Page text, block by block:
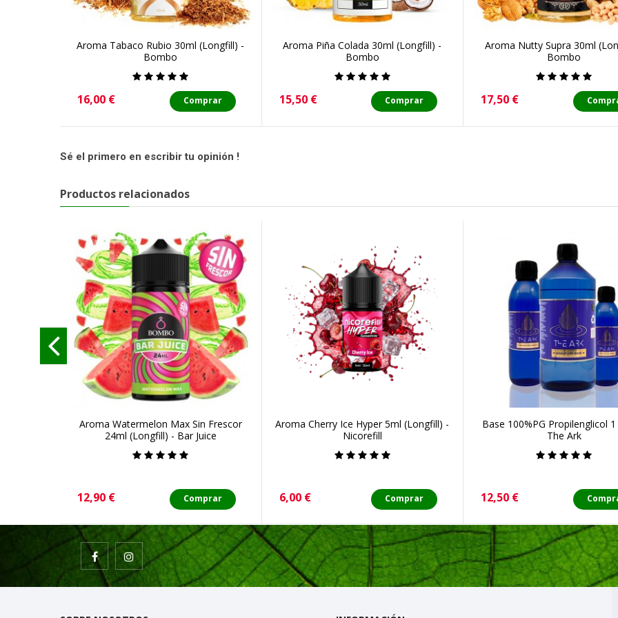
Aroma Tabaco Rubio 30ml (Longfill) -
Bombo
Precio
16,00 € Comprar
Aroma Piña Colada 30ml (Longfill) -
Bombo
Precio
15,50 € Comprar
Aroma Nutty Supra 30ml
Bombo
Precio
17,50 €
Sé el primero en escribir tu opinión !
Productos relacionados
Aroma Watermelon Max Sin Frescor
24ml (Longfill) - Bar Juice
Precio
12,90 € Comprar
Aroma Cherry Ice Hyper 5ml (Longfill) -
Nicorefill
Precio
6,00 € Comprar
Base 100%PG Propilenglicol
The Ark
Precio
12,50 €